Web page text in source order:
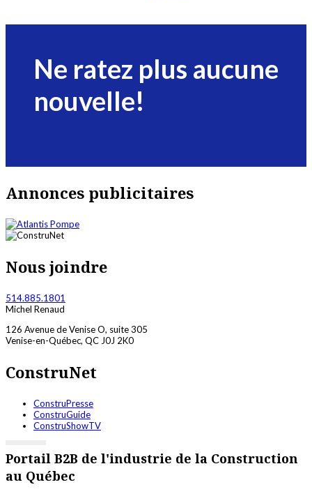
Ne ratez plus aucune
nouvelle!
Annonces publicitaires
Nous joindre
514.885.1801
Michel Renaud
126 Avenue de Venise O, suite 305
Venise-en-Québec, QC J0J 2K0
ConstruNet
ConstruPresse
ConstruGuide
ConstruShowTV
Portail B2B de l'industrie de la Construction
au Québec